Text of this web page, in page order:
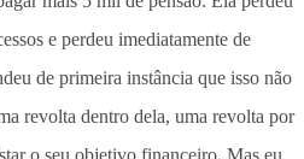
e perdeu imediatamente de
de primeira instância que isso não
revolta dentro dela, uma revolta por
o seu objetivo financeiro. Mas eu